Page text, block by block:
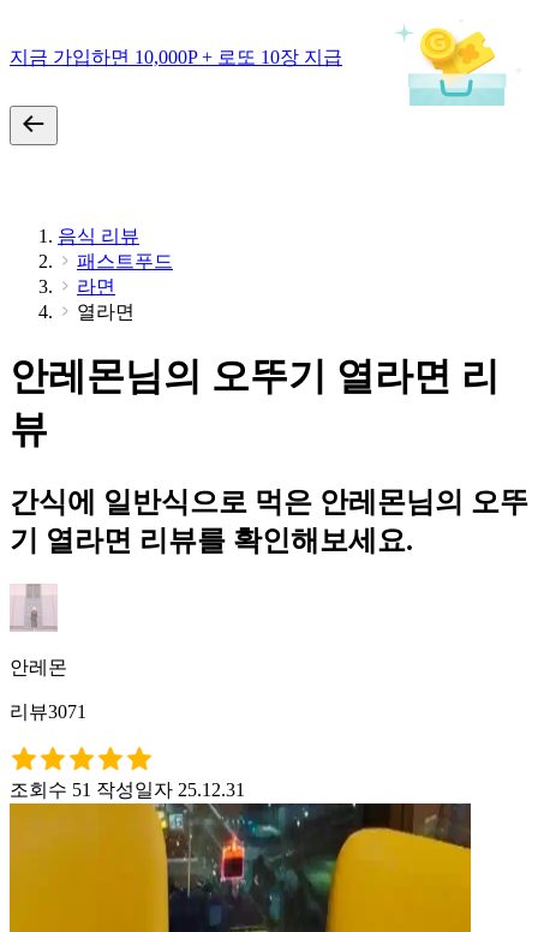
지금 가입하면 10,000P + 로또 10장 지급
음식 리뷰
패스트푸드
라면
열라면
안레몬님의 오뚜기 열라면 리
뷰
간식에 일반식으로 먹은 안레몬님의 오뚜
기 열라면 리뷰를 확인해보세요.
안레몬
리뷰3071
조회수 51 작성일자 25.12.31